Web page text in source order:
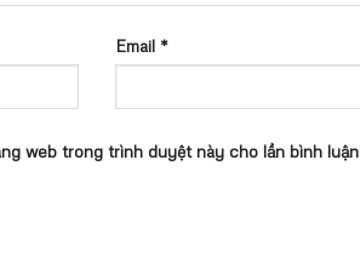
Email *
web trong trình duyệt này cho lần bình